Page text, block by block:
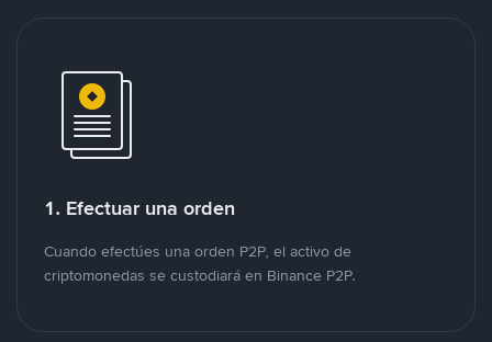
1. Efectuar una orden
Cuando efectúes una orden P2P, el activo de
criptomonedas se custodiará en Binance P2P.